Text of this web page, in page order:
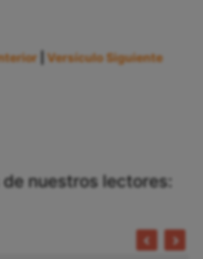
Versículo Siguiente
nuestros lectores: